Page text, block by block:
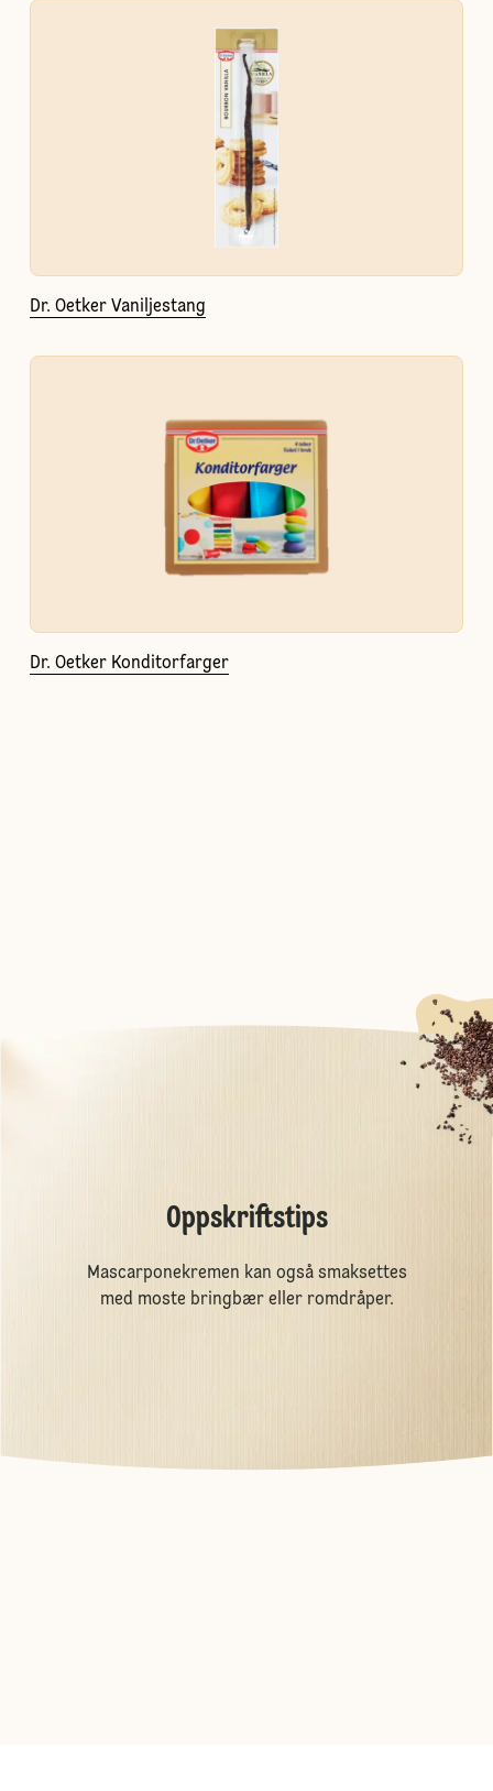
Dr. Oetker Vaniljestang
Dr. Oetker Konditorfarger
Oppskriftstips
Mascarponekremen kan også smaksettes
med moste bringbær eller romdråper.